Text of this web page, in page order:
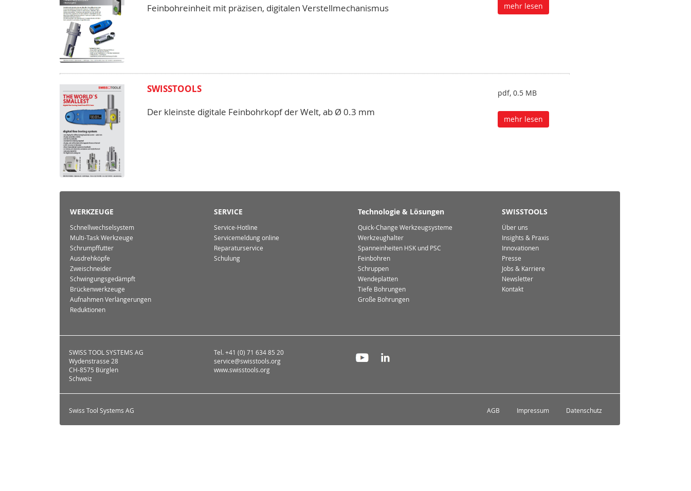
Feinbohreinheit mit präzisen, digitalen Verstellmechanismus
mehr lesen
SWISSTOOLS
Der kleinste digitale Feinbohrkopf der Welt, ab Ø 0.3 mm
pdf, 0.5 MB
mehr lesen
WERKZEUGE
Schnellwechselsystem
Multi-Task Werkzeuge
Schrumpffutter
Ausdrehköpfe
Zweischneider
Schwingungsgedämpft
Brückenwerkzeuge
Aufnahmen Verlängerungen
Reduktionen
SERVICE
Service-Hotline
Servicemeldung online
Reparaturservice
Schulung
Technologie & Lösungen
Quick-Change Werkzeugsysteme
Werkzeughalter
Spanneinheiten HSK und PSC
Feinbohren
Schruppen
Wendeplatten
Tiefe Bohrungen
Große Bohrungen
SWISSTOOLS
Über uns
Insights & Praxis
Innovationen
Presse
Jobs & Karriere
Newsletter
Kontakt
SWISS TOOL SYSTEMS AG
Wydenstrasse 28
CH-8575 Bürglen
Schweiz
Tel. +41 (0) 71 634 85 20
service@swisstools.org
www.swisstools.org
Swiss Tool Systems AG AGB Impressum Datenschutz